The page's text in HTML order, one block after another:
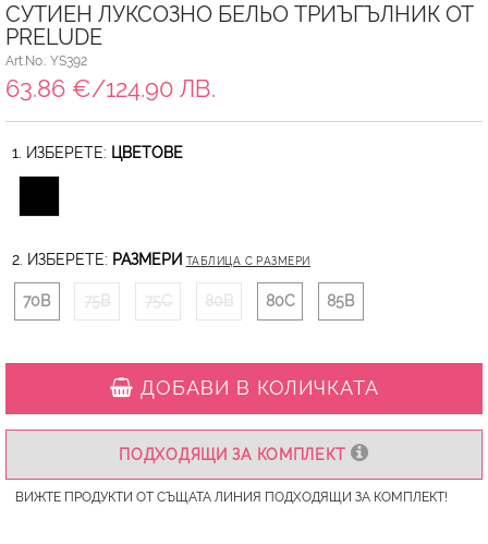
СУТИЕН ЛУКСОЗНО БЕЛЬО ТРИЪГЪЛНИК ОТ
PRELUDE
Art.No.: YS392
63.86 €/124.90 ЛВ.
1. ИЗБЕРЕТЕ: ЦВЕТОВЕ
2. ИЗБЕРЕТЕ: РАЗМЕРИ ТАБЛИЦА С РАЗМЕРИ
70B 75B 75C 80B 80C 85B
ДОБАВИ В КОЛИЧКАТА
ПОДХОДЯЩИ ЗА КОМПЛЕКТ
ВИЖТЕ ПРОДУКТИ ОТ СЪЩАТА ЛИНИЯ ПОДХОДЯЩИ ЗА КОМПЛЕКТ!